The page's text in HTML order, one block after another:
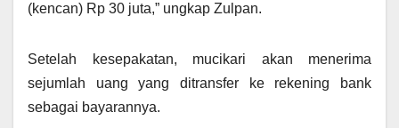
(kencan) Rp 30 juta,” ungkap Zulpan.
Setelah kesepakatan, mucikari akan menerima
sejumlah uang yang ditransfer ke rekening bank
sebagai bayarannya.